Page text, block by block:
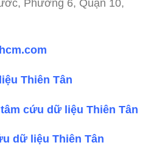
Phường 6, Quận 10,
Thiên Tân
cứu dữ liệu Thiên Tân
dữ liệu Thiên Tân